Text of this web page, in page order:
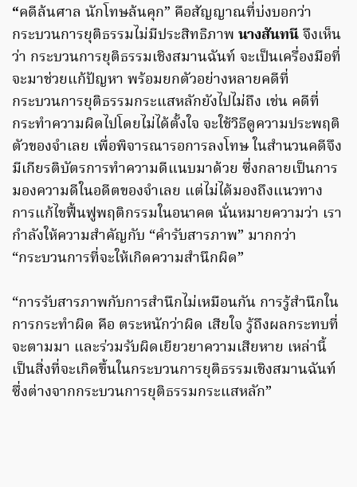
“คดีล้นศาล นักโทษล้นคุก” คือสัญญาณที่บ่งบอกว่า
กระบวนการยุติธรรมไม่มีประสิทธิภาพ นางสันทนีจึงเห็น
ว่า กระบวนการยุติธรรมเชิงสมานฉันท์ จะเป็นเครื่องมือที่
จะมาช่วยแก้ปัญหา พร้อมยกตัวอย่างหลายคดีที่
กระบวนการยุติธรรมกระแสหลักยังไปไม่ถึง เช่น คดีที่
กระทำความผิดไปโดยไม่ได้ตั้งใจ จะใช้วิธีดูความประพฤติ
ตัวของจำเลย เพื่อพิจารณารอการลงโทษ ในสำนวนคดีจึง
มีเกียรติบัตรการทำความดีแนบมาด้วย ซึ่งกลายเป็นการ
มองความดีในอดีตของจำเลย แต่ไม่ได้มองถึงแนวทาง
การแก้ไขฟื้นฟูพฤติกรรมในอนาคต นั่นหมายความว่า เรา
กำลังให้ความสำคัญกับ “คำรับสารภาพ” มากกว่า
“กระบวนการที่จะให้เกิดความสำนึกผิด”
“การรับสารภาพกับการสำนึกไม่เหมือนกัน การรู้สำนึกใน
การกระทำผิด คือ ตระหนักว่าผิด เสียใจ รู้ถึงผลกระทบที่
จะตามมา และร่วมรับผิดเยียวยาความเสียหาย เหล่านี้
เป็นสิ่งที่จะเกิดขึ้นในกระบวนการยุติธรรมเชิงสมานฉันท์
ซึ่งต่างจากกระบวนการยุติธรรมกระแสหลัก”